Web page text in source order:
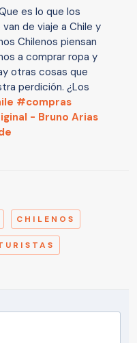
es lo que los
de viaje a Chile y
Chilenos piensan
a comprar ropa y
otras cosas que
perdición. ¿Los
#compras
- Bruno Arias
CHILENOS